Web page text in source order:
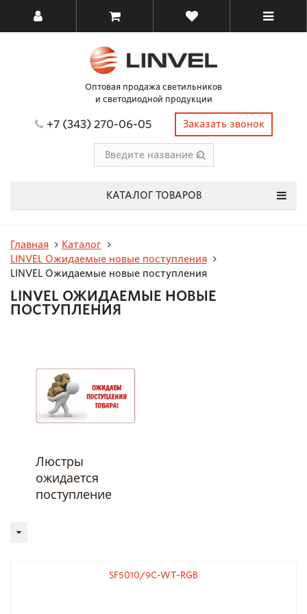
Оптовая продажа светильников
и светодиодной продукции
+7 (343) 270-06-05 Заказать звонок
КАТАЛОГ ТОВАРОВ
Главная
Каталог
LINVEL Ожидаемые новые поступления
LINVEL Ожидаемые новые поступления
LINVEL ОЖИДАЕМЫЕ НОВЫЕ
ПОСТУПЛЕНИЯ
Люстры
ожидается
поступление
SF5010/9C-WT-RGB